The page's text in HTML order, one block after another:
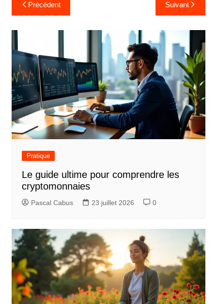
a
v
i
g
a
t
i
o
n
r
t
i
c
l
Précédent Suivant
Pratique
Le guide ultime pour comprendre les
cryptomonnaies
Pascal Cabus 23 juillet 2026 0